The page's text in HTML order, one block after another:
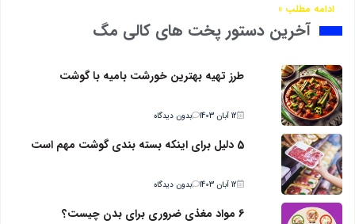
ادامه مطلب »
آخرین دستور پخت های کالی مگ
طرز تهیه بهترین خورشت بامیه با گوشت
12 آبان 1403 بدون دیدگاه
5 دلیل برای اینکه بسته بندی گوشت مهم است
12 آبان 1403 بدون دیدگاه
6 مواد مغذی ضروری برای بدن چیست؟